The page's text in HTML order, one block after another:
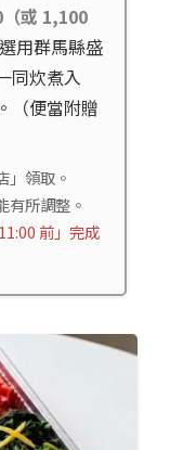
或 1,100
用群馬縣盛
同炊煮入
（便當附贈
」領取。
所調整。
前」完成